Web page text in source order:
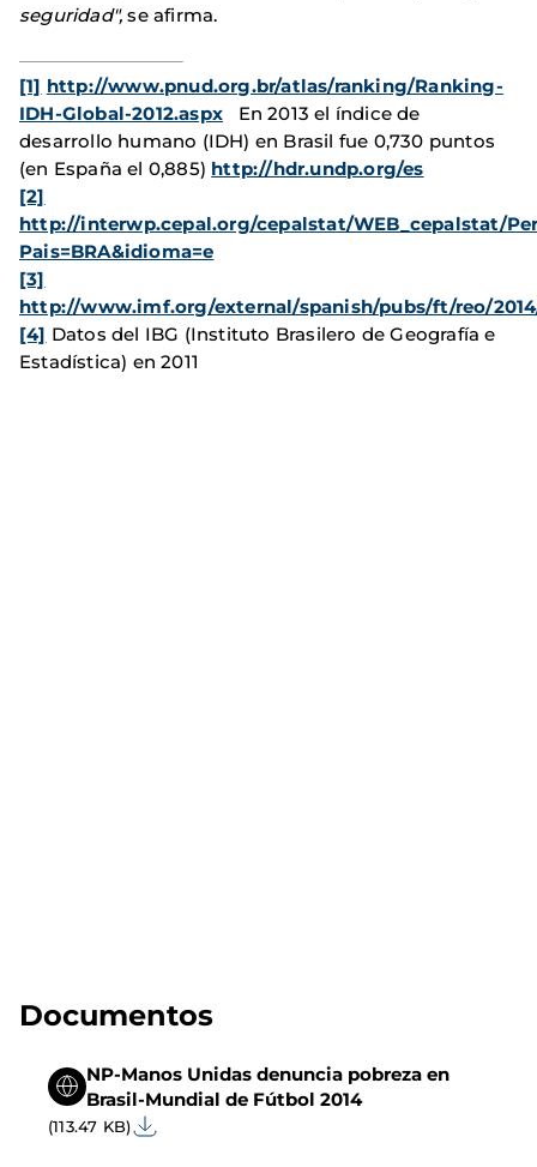
seguridad", se afirma.
[1] http://www.pnud.org.br/atlas/ranking/Ranking-
IDH-Global-2012.aspx En 2013 el índice de
desarrollo humano (IDH) en Brasil fue 0,730 puntos
(en España el 0,885) http://hdr.undp.org/es
[2]
http://interwp.cepal.org/cepalstat/WEB_cepalstat/
Pais=BRA&idioma=e
[3]
http://www.imf.org/external/spanish/pubs/ft/reo/
[4] Datos del IBG (Instituto Brasilero de Geografía e
Estadística) en 2011
Documentos
NP-Manos Unidas denuncia pobreza en
Brasil-Mundial de Fútbol 2014
(113.47 KB)